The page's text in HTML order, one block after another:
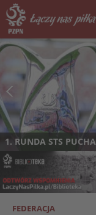
1. RUNDA STS
FEDERACJA